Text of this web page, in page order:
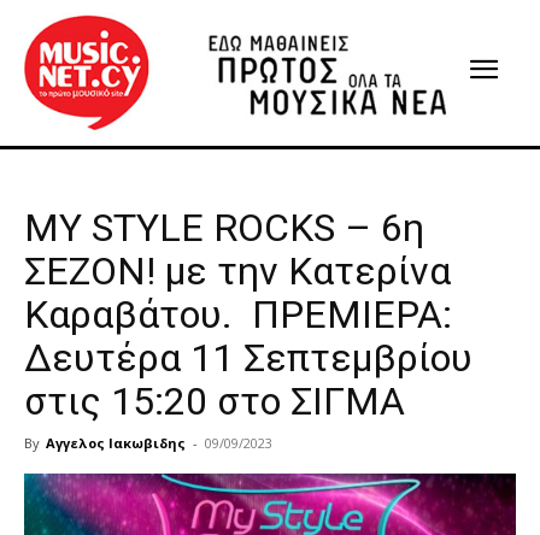
MY STYLE ROCKS – 6η
ΣΕΖΟΝ! με την Κατερίνα
Καραβάτου. ΠΡΕΜΙΕΡΑ:
Δευτέρα 11 Σεπτεμβρίου
στις 15:20 στο ΣΙΓΜΑ
By Αγγελος Ιακωβιδης - 09/09/2023